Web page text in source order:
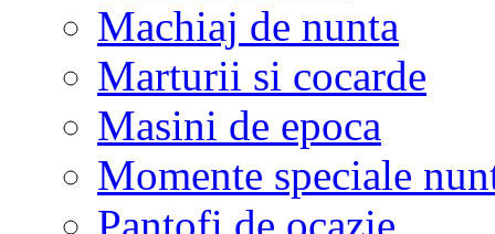
Machiaj de nunta
Marturii si cocarde
Masini de epoca
Momente speciale
Pantofi de ocazie